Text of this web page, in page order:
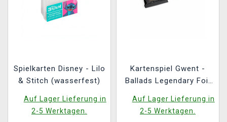
Spielkarten Disney - Lilo
& Stitch (wasserfest)
Auf Lager Lieferung in
2-5 Werktagen.
Kartenspiel Gwent -
Ballads Legendary Foil
Karten) ENG
(ENGLISCHE VERSION)
Auf Lager Lieferung in
2-5 Werktagen.